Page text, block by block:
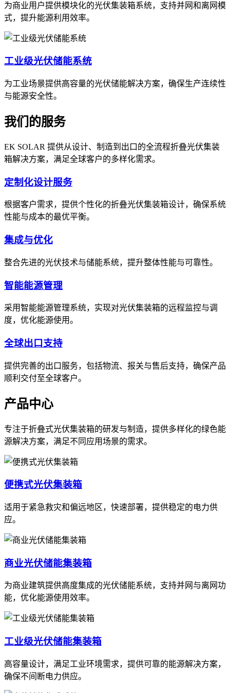
为商业用户提供模块化的光伏集装箱系统，支持并网和离网模
式，提升能源利用效率。
工业级光伏储能系统
为工业场景提供高容量的光伏储能解决方案，确保生产连续性
与能源安全性。
我们的服务
EK SOLAR 提供从设计、制造到出口的全流程折叠光伏集装
箱解决方案，满足全球客户的多样化需求。
定制化设计服务
根据客户需求，提供个性化的折叠光伏集装箱设计，确保系统
性能与成本的最优平衡。
集成与优化
整合先进的光伏技术与储能系统，提升整体性能与可靠性。
智能能源管理
采用智能能源管理系统，实现对光伏集装箱的远程监控与调
度，优化能源使用。
全球出口支持
提供完善的出口服务，包括物流、报关与售后支持，确保产品
顺利交付至全球客户。
产品中心
专注于折叠式光伏集装箱的研发与制造，提供多样化的绿色能
源解决方案，满足不同应用场景的需求。
便携式光伏集装箱
适用于紧急救灾和偏远地区，快速部署，提供稳定的电力供
应。
商业光伏储能集装箱
为商业建筑提供高度集成的光伏储能系统，支持并网与离网功
能，优化能源使用效率。
工业级光伏储能集装箱
高容量设计，满足工业环境需求，提供可靠的能源解决方案，
确保不间断电力供应。